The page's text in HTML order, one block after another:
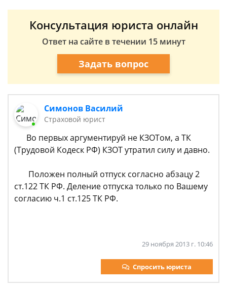
Консультация юриста онлайн
Ответ на сайте в течении 15 минут
Задать вопрос
Симонов Василий
Страховой юрист
Во первых аргументируй не КЗОТом, а ТК
(Трудовой Кодеск РФ) КЗОТ утратил силу и давно.
Положен полный отпуск согласно абзацу 2
ст.122 ТК РФ. Деление отпуска только по Вашему
согласию ч.1 ст.125 ТК РФ.
29 ноября 2013 г. 10:46
Спросить юриста